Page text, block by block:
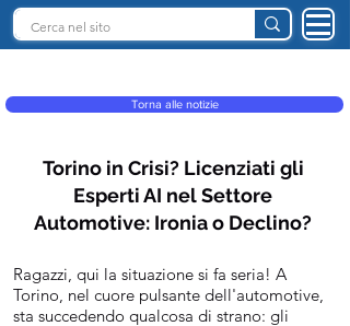
Torna alle notizie
Torino in Crisi? Licenziati gli
Esperti AI nel Settore
Automotive: Ironia o Declino?
Ragazzi, qui la situazione si fa seria! A
Torino, nel cuore pulsante dell'automotive,
sta succedendo qualcosa di strano: gli